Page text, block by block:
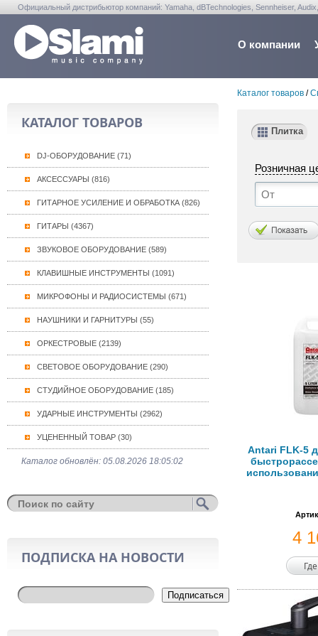
Официальный дистрибьютор компаний: Yamaha, dBTechnologies, Sennheiser,
О компании
КАТАЛОГ ТОВАРОВ
DJ-ОБОРУДОВАНИЕ (71)
АКСЕССУАРЫ (816)
ГИТАРНОЕ УСИЛЕНИЕ И ОБРАБОТКА (826)
ГИТАРЫ (4367)
ЗВУКОВОЕ ОБОРУДОВАНИЕ (589)
КЛАВИШНЫЕ ИНСТРУМЕНТЫ (1091)
МИКРОФОНЫ И РАДИОСИСТЕМЫ (671)
НАУШНИКИ И ГАРНИТУРЫ (55)
ОРКЕСТРОВЫЕ (2139)
СВЕТОВОЕ ОБОРУДОВАНИЕ (290)
СТУДИЙНОЕ ОБОРУДОВАНИЕ (185)
УДАРНЫЕ ИНСТРУМЕНТЫ (2962)
УЦЕНЕННЫЙ ТОВАР (30)
Каталог обновлён: 05.08.2026 18:05:02
ПОДПИСКА НА НОВОСТИ
Подписаться
Каталог товаров/
Плитка
Розничная
Antari FLK-5
4